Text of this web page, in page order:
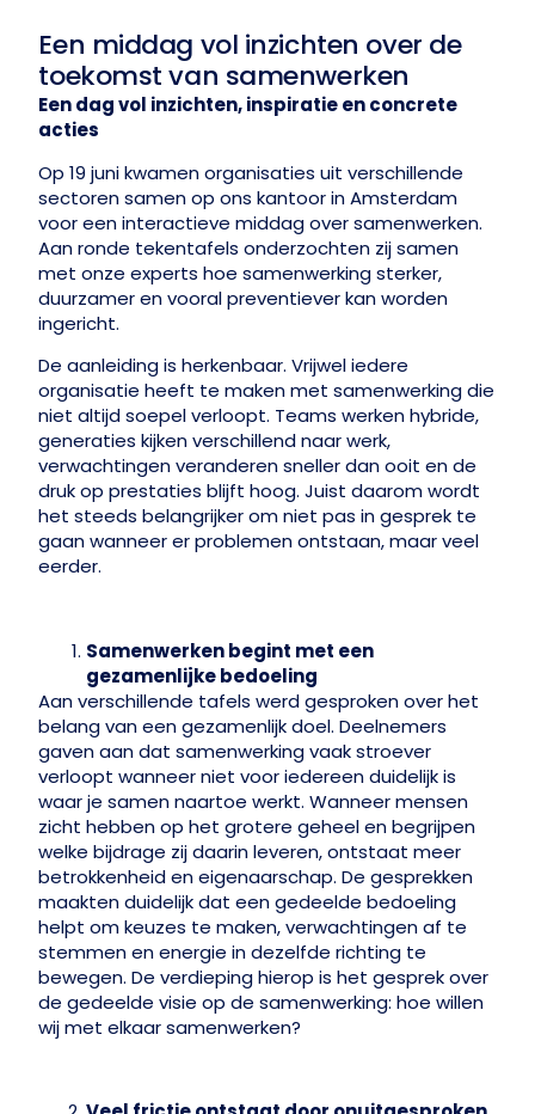
Een middag vol inzichten over de
toekomst van samenwerken
Een dag vol inzichten, inspiratie en concrete
acties
Op 19 juni kwamen organisaties uit verschillende
sectoren samen op ons kantoor in Amsterdam
voor een interactieve middag over samenwerken.
Aan ronde tekentafels onderzochten zij samen
met onze experts hoe samenwerking sterker,
duurzamer en vooral preventiever kan worden
ingericht.
De aanleiding is herkenbaar. Vrijwel iedere
organisatie heeft te maken met samenwerking die
niet altijd soepel verloopt. Teams werken hybride,
generaties kijken verschillend naar werk,
verwachtingen veranderen sneller dan ooit en de
druk op prestaties blijft hoog. Juist daarom wordt
het steeds belangrijker om niet pas in gesprek te
gaan wanneer er problemen ontstaan, maar veel
eerder.
Samenwerken begint met een
gezamenlijke bedoeling
Aan verschillende tafels werd gesproken over het
belang van een gezamenlijk doel. Deelnemers
gaven aan dat samenwerking vaak stroever
verloopt wanneer niet voor iedereen duidelijk is
waar je samen naartoe werkt. Wanneer mensen
zicht hebben op het grotere geheel en begrijpen
welke bijdrage zij daarin leveren, ontstaat meer
betrokkenheid en eigenaarschap. De gesprekken
maakten duidelijk dat een gedeelde bedoeling
helpt om keuzes te maken, verwachtingen af te
stemmen en energie in dezelfde richting te
bewegen. De verdieping hierop is het gesprek over
de gedeelde visie op de samenwerking: hoe willen
wij met elkaar samenwerken?